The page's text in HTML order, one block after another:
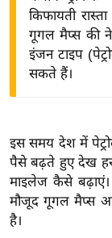
ष
ज्ञ
रा
य
ब
किफायती
गूगल मैप्स की
इंजन टाइप
सकते हैं।
इस समय देश में
पैसे बढ़ते हुए देख हर
माइलेज कैसे
मौजूद गूगल मैप्स
है।